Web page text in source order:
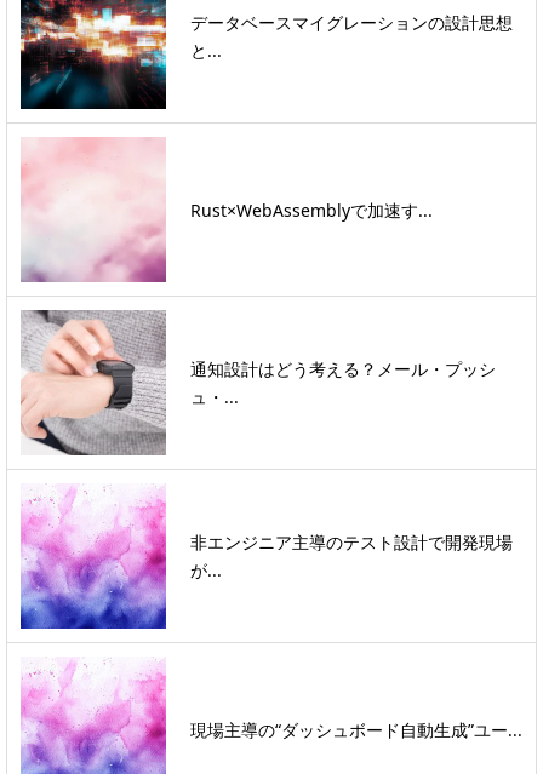
データベースマイグレーションの設計思想
と...
Rust×WebAssemblyで加速す...
通知設計はどう考える？メール・プッシ
ュ・...
非エンジニア主導のテスト設計で開発現場
が...
現場主導の“ダッシュボード自動生成”ユー...